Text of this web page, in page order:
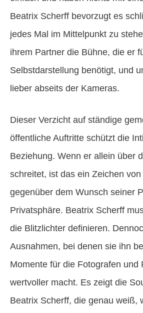
Beatrix Scherff bevorzugt es
jedes Mal im Mittelpunkt zu
ihrem Partner die Bühne, die er
Selbstdarstellung benötigt, und
lieber abseits der Kameras.
Dieser Verzicht auf ständige
öffentliche Auftritte schützt die
Beziehung. Wenn er allein über
schreitet, ist das ein Zeichen
gegenüber dem Wunsch seiner
Privatsphäre. Beatrix Scherff
die Blitzlichter definieren.
Ausnahmen, bei denen sie ihn
Momente für die Fotografen und
wertvoller macht. Es zeigt die
Beatrix Scherff, die genau weiß,